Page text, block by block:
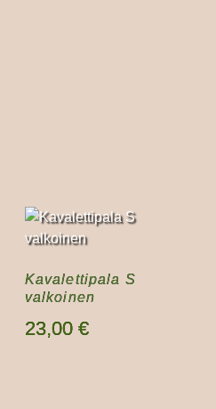
Kavalettipala S
valkoinen
23,00 €